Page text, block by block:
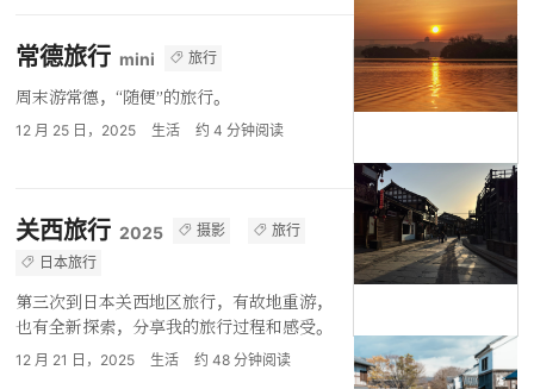
常德旅行 mini 旅行
周末游常德，“随便”的旅行。
12 月 25 日，2025 生活 约 4 分钟阅读
关西旅行 2025 摄影
旅行
日本旅行
第三次到日本关西地区旅行，有故地重游，
也有全新探索，分享我的旅行过程和感受。
12 月 21 日，2025 生活 约 48 分钟阅读